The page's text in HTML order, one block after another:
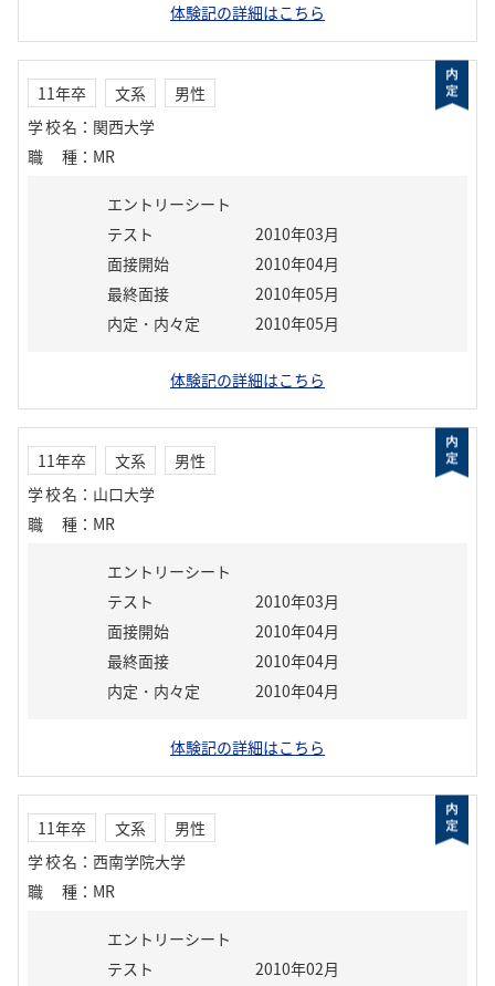
体験記の詳細はこちら
11年卒 文系
男性
学校名 ： 関西大学
職種 ： MR
エントリーシート
テスト
2010年03月
面接開始
2010年04月
最終面接
2010年05月
内定・内々定
2010年05月
体験記の詳細はこちら
11年卒 文系
男性
学校名 ： 山口大学
職種 ： MR
エントリーシート
テスト
2010年03月
面接開始
2010年04月
最終面接
2010年04月
内定・内々定
2010年04月
体験記の詳細はこちら
11年卒 文系
男性
学校名 ： 西南学院大学
職種 ： MR
エントリーシート
テスト
2010年02月